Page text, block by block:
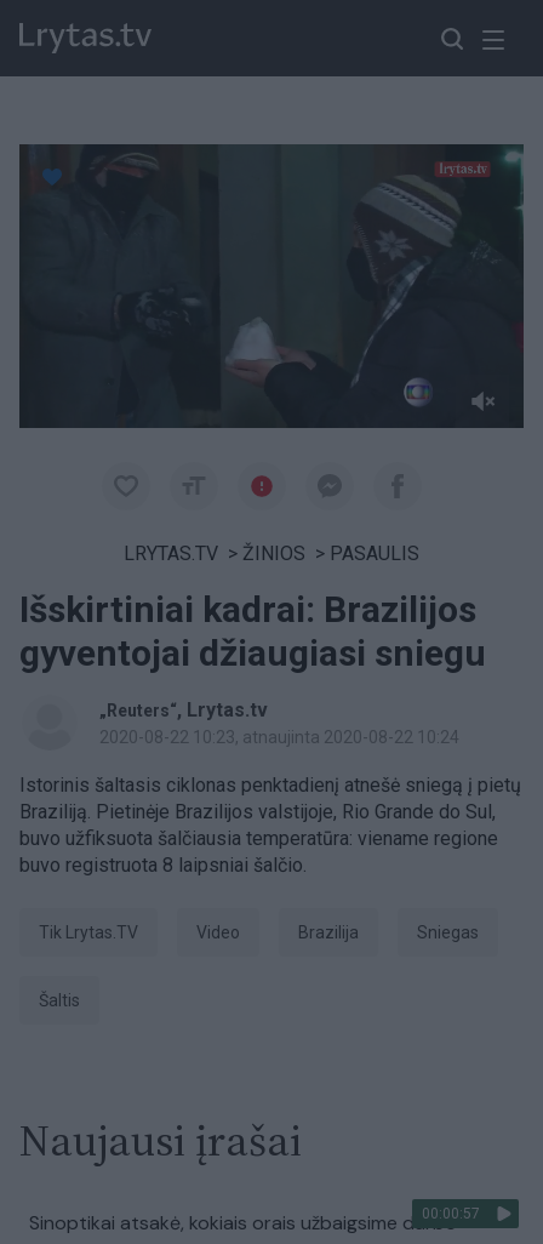
Paremkite Ukrainą
LRYTAS.TV > ŽINIOS > PASAULIS
Išskirtiniai kadrai: Brazilijos
gyventojai džiaugiasi sniegu
„Reuters“, Lrytas.tv
2020-08-22 10:23, atnaujinta 2020-08-22 10:24
Istorinis šaltasis ciklonas penktadienį atnešė sniegą į pietų
Braziliją. Pietinėje Brazilijos valstijoje, Rio Grande do Sul,
buvo užfiksuota šalčiausia temperatūra: viename regione
buvo registruota 8 laipsniai šalčio.
tik Lrytas.TV Video Brazilija Sniegas
šaltis
Naujausi įrašai
00:00:57
Sinoptikai atsakė, kokiais orais užbaigsime darbo